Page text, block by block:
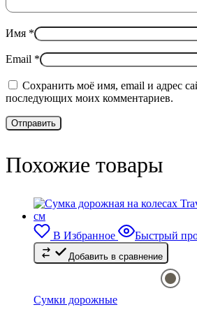
Имя *
Email *
Сохранить моё имя, email и адрес
последующих моих комментариев.
Похожие товары
В Избранное Быстрый
Добавить в сравнение
Сумки дорожные